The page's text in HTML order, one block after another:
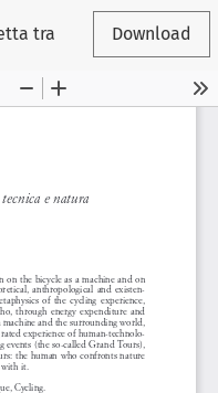
tra
Download